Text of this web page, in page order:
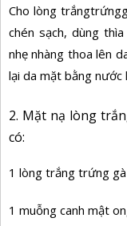
Cho lòng
chén sạch, dùng
nhẹ nhàng thoa lên
lại da mặt bằng nước
2. Mặt nạ lòng
có:
1 lòng trắng trứng gà
1 muỗng canh mật